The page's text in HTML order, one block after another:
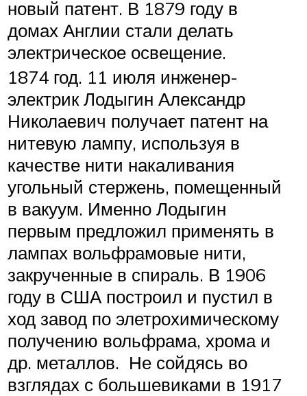
новый патент. В 1879 году в
домах Англии стали делать
электрическое освещение.
1874 год. 11 июля инженер-
электрик Лодыгин Александр
Николаевич получает патент на
нитевую лампу, используя в
качестве нити накаливания
угольный стержень, помещенный
в вакуум. Именно Лодыгин
первым предложил применять в
лампах вольфрамовые нити,
закрученные в спираль. В 1906
году в США построил и пустил в
ход завод по элетрохимическому
получению вольфрама, хрома и
др. металлов. Не сойдясь во
взглядах с большевиками в 1917